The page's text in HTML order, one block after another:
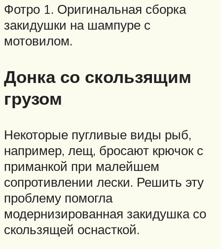
Фотро 1. Оригинальная сборка
закидушки на шампуре с
мотовилом.
Донка со скользящим
грузом
Некоторые пугливые виды рыб,
например, лещ, бросают крючок с
приманкой при малейшем
сопротивлении лески. Решить эту
проблему помогла
модернизированная закидушка со
скользящей оснасткой.